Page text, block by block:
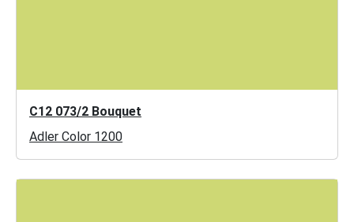
C12 073/2 Bouquet
Adler Color 1200